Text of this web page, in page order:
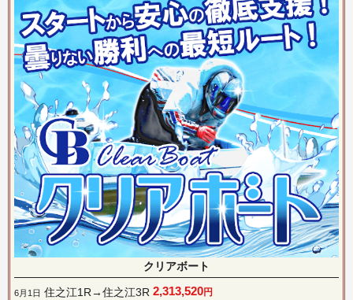
クリアボート
6月1日 住之江1R→住之江3R 2,313,520円